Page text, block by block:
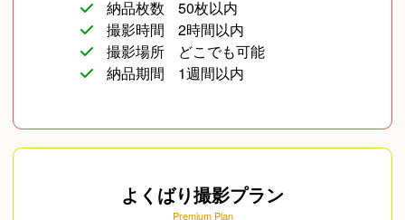
納品枚数
50枚以内
撮影時間
2時間以内
撮影場所
どこでも可能
納品期間
1週間以内
よくばり撮影プラン
Premium Plan